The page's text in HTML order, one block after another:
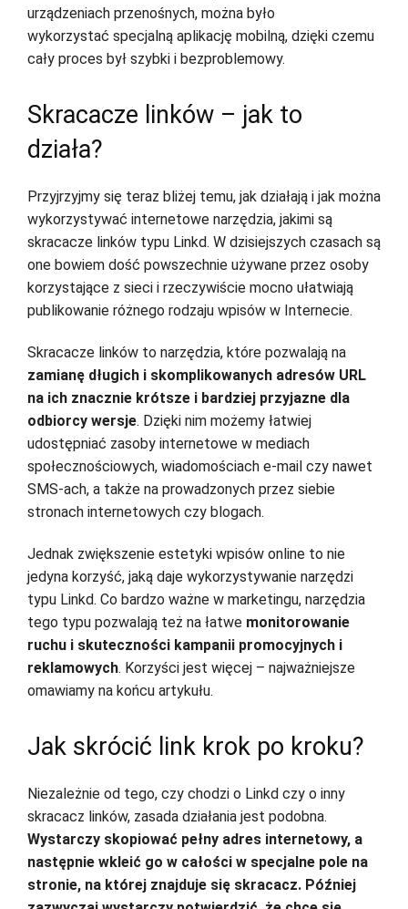
urządzeniach przenośnych, można było
wykorzystać specjalną aplikację mobilną, dzięki czemu
cały proces był szybki i bezproblemowy.
Skracacze linków – jak to
działa?
Przyjrzyjmy się teraz bliżej temu, jak działają i jak można
wykorzystywać internetowe narzędzia, jakimi są
skracacze linków typu Linkd. W dzisiejszych czasach są
one bowiem dość powszechnie używane przez osoby
korzystające z sieci i rzeczywiście mocno ułatwiają
publikowanie różnego rodzaju wpisów w Internecie.
Skracacze linków to narzędzia, które pozwalają na
zamianę długich i skomplikowanych adresów URL
na ich znacznie krótsze i bardziej przyjazne dla
odbiorcy wersje. Dzięki nim możemy łatwiej
udostępniać zasoby internetowe w mediach
społecznościowych, wiadomościach e-mail czy nawet
SMS-ach, a także na prowadzonych przez siebie
stronach internetowych czy blogach.
Jednak zwiększenie estetyki wpisów online to nie
jedyna korzyść, jaką daje wykorzystywanie narzędzi
typu Linkd. Co bardzo ważne w marketingu, narzędzia
tego typu pozwalają też na łatwe monitorowanie
ruchu i skuteczności kampanii promocyjnych i
reklamowych. Korzyści jest więcej – najważniejsze
omawiamy na końcu artykułu.
Jak skrócić link krok po kroku?
Niezależnie od tego, czy chodzi o Linkd czy o inny
skracacz linków, zasada działania jest podobna.
Wystarczy skopiować pełny adres internetowy, a
następnie wkleić go w całości w specjalne pole na
stronie, na której znajduje się skracacz. Później